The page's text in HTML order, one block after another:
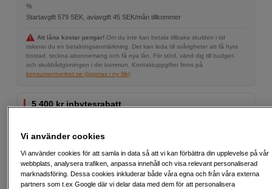
%
Startavgift 579 SEK, aviavgift 45 SEK/mån tillkommer
Att låna kostar pengar! Om du inte kan betala tillbaka skulden i tid
riskerar du en betalningsanmärkning. Det kan leda till svårigheter att få hyra
bostad, teckna abonnemang och få nya lån. För stöd, vänd dig till budget-
och skuldrådgivningen i din kommun. Kontaktuppgifter finns på
konsumentverket.se (öppnas i ny flik)
5 400 kr inbytesrabatt
byter in din gamla Canon-utrustning och köper
den här produkten. Kampanjen gäller till den 31
augusti 2026. Läs hur du går tillväga med inbyte
och fullständiga kampanjvillkor på kampanjsidan.
Läs mer
Vi använder cookies
Vi använder cookies för att samla in data så att vi kan förbättra din upplevelse på vår
webbplats, analysera trafiken, anpassa innehåll och visa relevant personaliserad
marknadsföring. Dessa cookies inkluderar både våra egna och från våra externa
partners som t.ex Google där vi delar data med dem för att personalisera